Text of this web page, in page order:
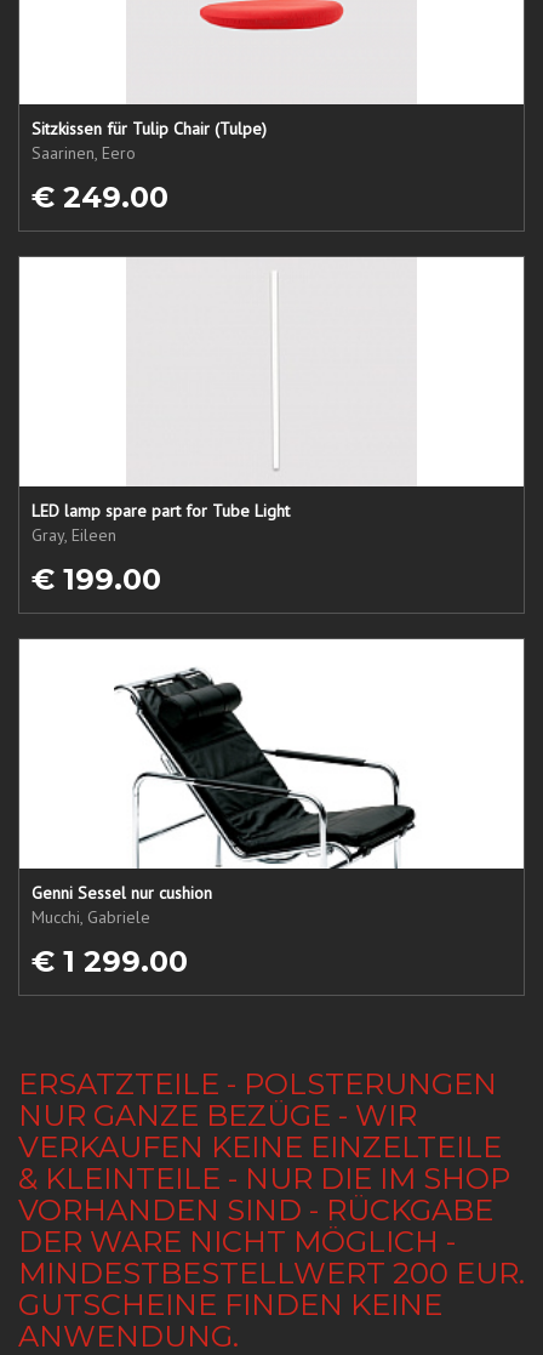
Sitzkissen für Tulip Chair (Tulpe)
Saarinen, Eero
€ 249.00
LED lamp spare part for Tube Light
Gray, Eileen
€ 199.00
Genni Sessel nur cushion
Mucchi, Gabriele
€ 1 299.00
ERSATZTEILE - POLSTERUNGEN
NUR GANZE BEZÜGE - WIR
VERKAUFEN KEINE EINZELTEILE
& KLEINTEILE - NUR DIE IM SHOP
VORHANDEN SIND - RÜCKGABE
DER WARE NICHT MÖGLICH -
MINDESTBESTELLWERT 200 EUR.
GUTSCHEINE FINDEN KEINE
ANWENDUNG.